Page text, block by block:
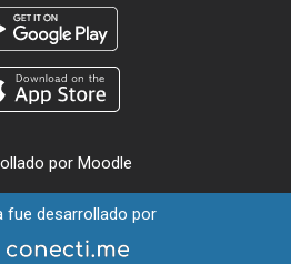
por Moodle
fue desarrollado por